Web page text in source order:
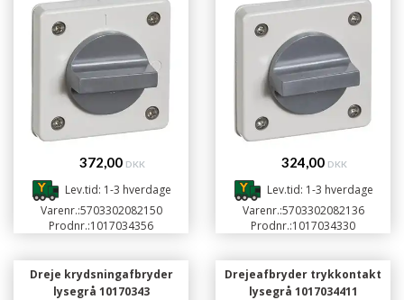
372,00 DKK
Lev.tid: 1-3 hverdage
Varenr.:5703302082150
Prodnr.:1017034356
324,00 DKK
Lev.tid: 1-3 hverdage
Varenr.:5703302082136
Prodnr.:1017034330
Dreje krydsningafbryder
lysegrå 10170343
Drejeafbryder trykkontakt
lysegrå 1017034411